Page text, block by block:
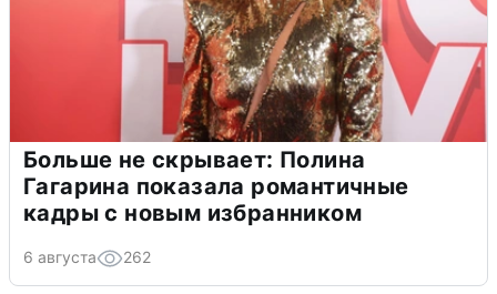
Больше не скрывает: Полина
Гагарина показала романтичные
кадры с новым избранником
6 августа 262